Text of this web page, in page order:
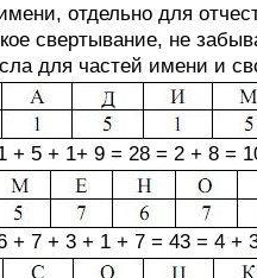
отдельно для
свертывание, не
для частей имени и
+ 5 + 1+ 9 = 28 = 2 + 8 =
+ 7 + 3 + 1 + 7 = 43 = 4 +